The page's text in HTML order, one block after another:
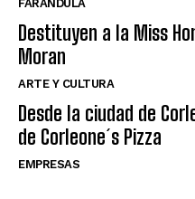
FARANDULA
Destituyen a la Miss
Moran
ARTE Y CULTURA
Desde la ciudad de
de Corleone´s Pizza
EMPRESAS